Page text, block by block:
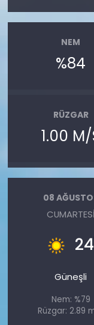
NEM
%84
RÜZGAR
1.00
08
CUMARTESI
24
Güneşli
Nem: %79
Rüzgar: 2.89